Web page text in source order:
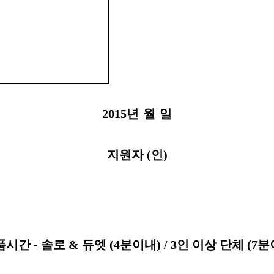
2015년 월 일
지원자 (인)
시간- 솔로 & 듀엣 (4분이내) / 3인 이상 단체 (7분